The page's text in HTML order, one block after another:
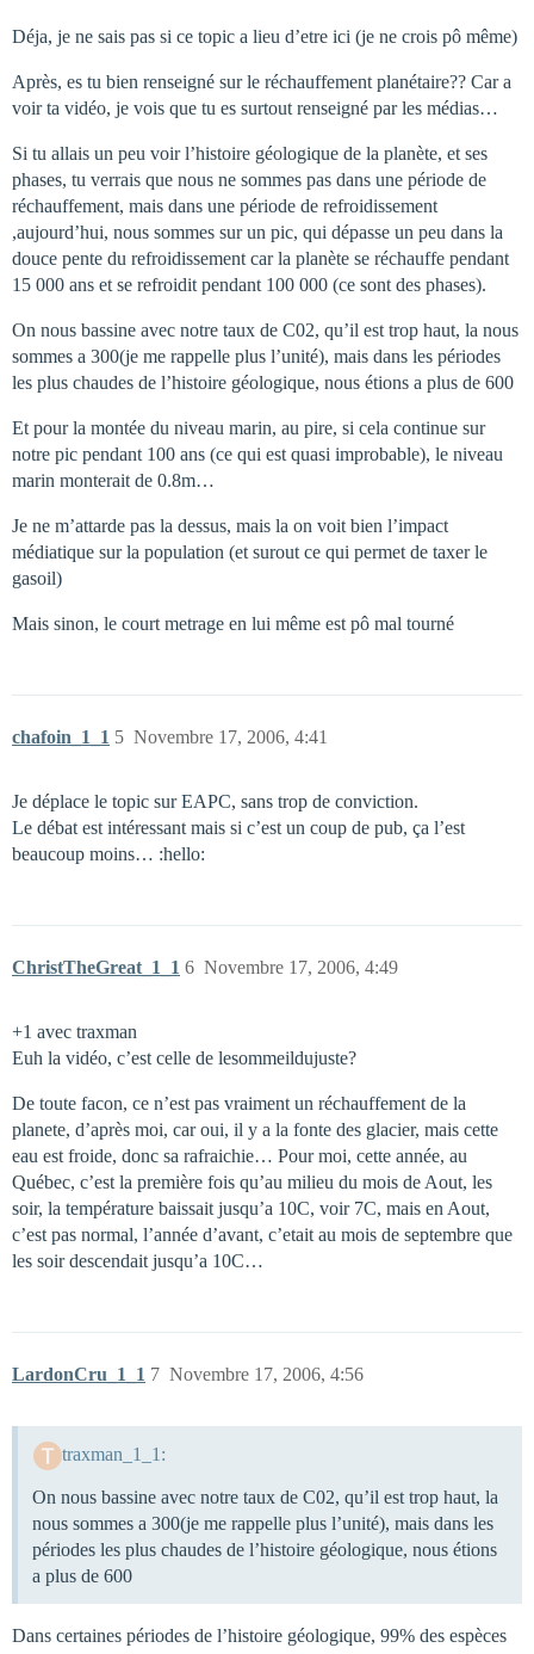
Déja, je ne sais pas si ce topic a lieu d’etre ici (je ne crois pô même)
Après, es tu bien renseigné sur le réchauffement planétaire?? Car a
voir ta vidéo, je vois que tu es surtout renseigné par les médias…
Si tu allais un peu voir l’histoire géologique de la planète, et ses
phases, tu verrais que nous ne sommes pas dans une période de
réchauffement, mais dans une période de refroidissement
,aujourd’hui, nous sommes sur un pic, qui dépasse un peu dans la
douce pente du refroidissement car la planète se réchauffe pendant
15 000 ans et se refroidit pendant 100 000 (ce sont des phases).
On nous bassine avec notre taux de C02, qu’il est trop haut, la nous
sommes a 300(je me rappelle plus l’unité), mais dans les périodes
les plus chaudes de l’histoire géologique, nous étions a plus de 600
Et pour la montée du niveau marin, au pire, si cela continue sur
notre pic pendant 100 ans (ce qui est quasi improbable), le niveau
marin monterait de 0.8m…
Je ne m’attarde pas la dessus, mais la on voit bien l’impact
médiatique sur la population (et surout ce qui permet de taxer le
gasoil)
Mais sinon, le court metrage en lui même est pô mal tourné
chafoin_1_1 Novembre 17, 2006, 4:41
5
Je déplace le topic sur EAPC, sans trop de conviction.
Le débat est intéressant mais si c’est un coup de pub, ça l’est
beaucoup moins… :hello:
ChristTheGreat_1_1 Novembre 17, 2006, 4:49
6
+1 avec traxman
Euh la vidéo, c’est celle de lesommeildujuste?
De toute facon, ce n’est pas vraiment un réchauffement de la
planete, d’après moi, car oui, il y a la fonte des glacier, mais cette
eau est froide, donc sa rafraichie… Pour moi, cette année, au
Québec, c’est la première fois qu’au milieu du mois de Aout, les
soir, la température baissait jusqu’a 10C, voir 7C, mais en Aout,
c’est pas normal, l’année d’avant, c’etait au mois de septembre que
les soir descendait jusqu’a 10C…
LardonCru_1_1 Novembre 17, 2006, 4:56
7
traxman_1_1:
On nous bassine avec notre taux de C02, qu’il est trop haut, la
nous sommes a 300(je me rappelle plus l’unité), mais dans les
périodes les plus chaudes de l’histoire géologique, nous étions
a plus de 600
Dans certaines périodes de l’histoire géologique, 99% des espèces